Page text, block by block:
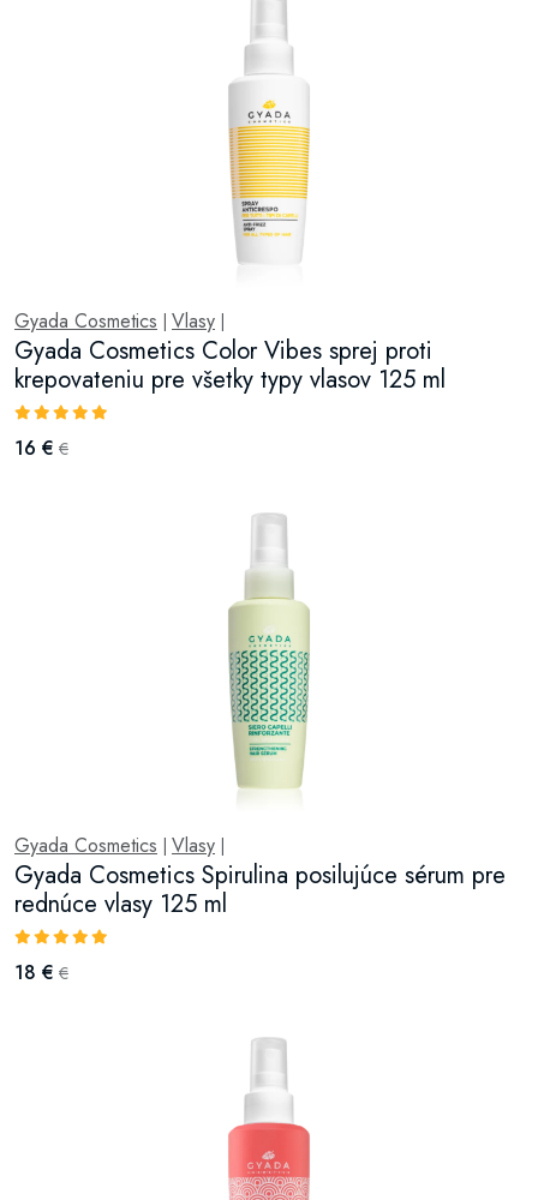
Gyada Cosmetics Vlasy
Gyada Cosmetics Color Vibes sprej proti
krepovateniu pre všetky typy vlasov 125 ml
16 € €
Gyada Cosmetics Vlasy
Gyada Cosmetics Spirulina posilujúce sérum pre
rednúce vlasy 125 ml
18 € €